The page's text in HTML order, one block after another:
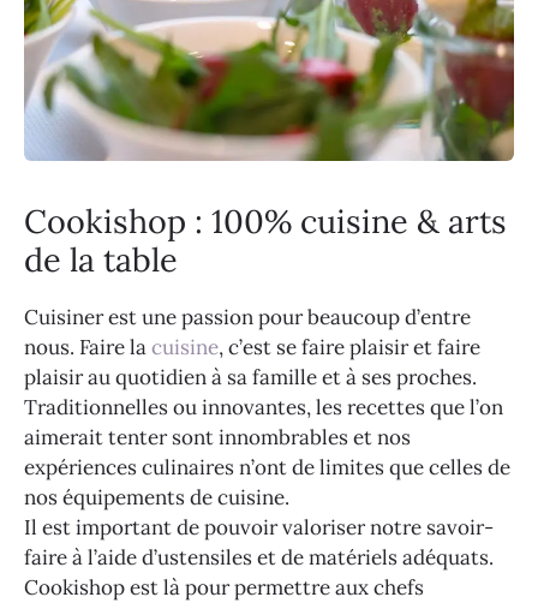
Cookishop : 100% cuisine & arts
de la table
Cuisiner est une passion pour beaucoup d’entre
nous. Faire lacuisine, c’est se faire plaisir et faire
plaisir au quotidien à sa famille et à ses proches.
Traditionnelles ou innovantes, les recettes que l’on
aimerait tenter sont innombrables et nos
expériences culinaires n’ont de limites que celles de
nos équipements de cuisine.
Il est important de pouvoir valoriser notre savoir-
faire à l’aide d’ustensiles et de matériels adéquats.
Cookishop est là pour permettre aux chefs